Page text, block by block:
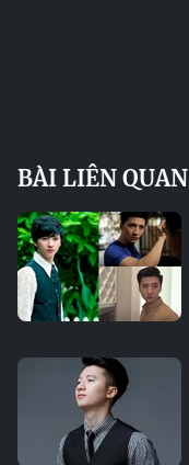
BÀI LIÊN QUAN